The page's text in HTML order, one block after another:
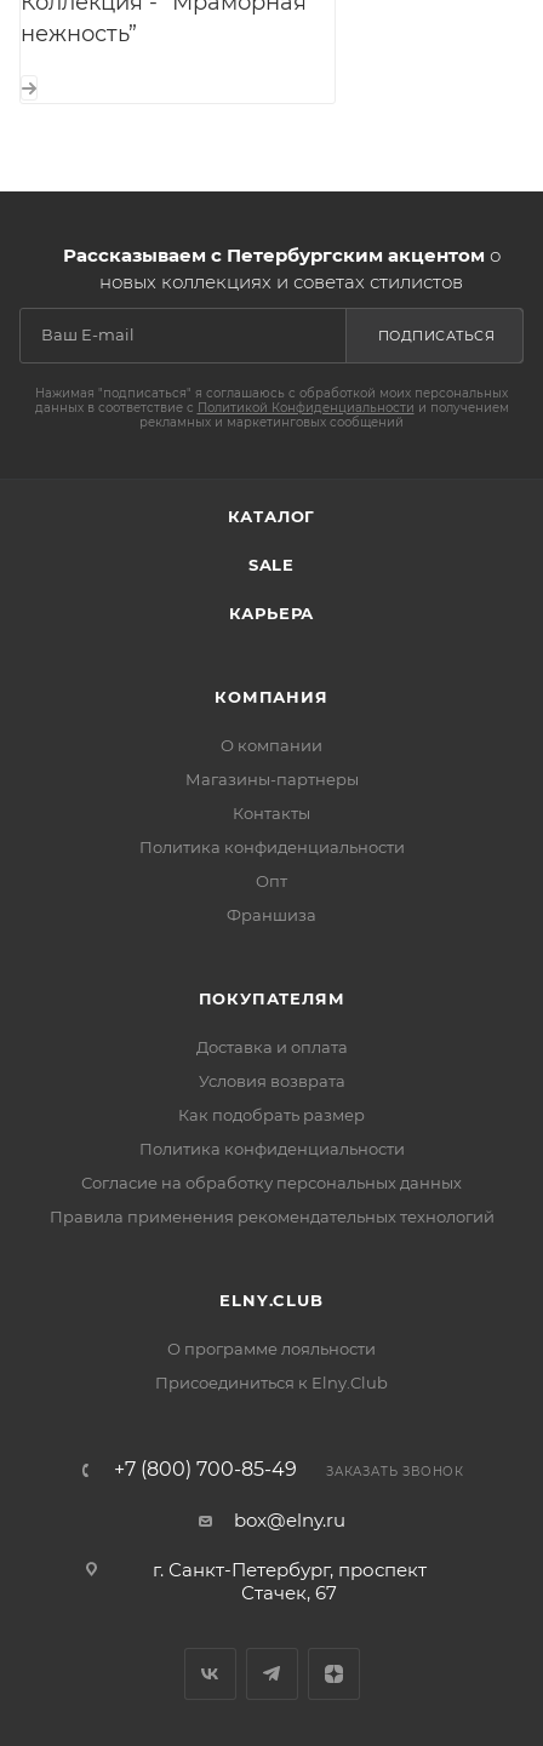
нежность”
Рассказываем с Петербургским акцентом о
новых коллекциях и советах стилистов
ПОДПИСАТЬСЯ
Нажимая "подписаться" я соглашаюсь с обработкой моих персональных
данных в соответствие с Политикой Конфиденциальности и получением
рекламных и маркетинговых сообщений
КАТАЛОГ
SALE
КАРЬЕРА
КОМПАНИЯ
О компании
Магазины-партнеры
Контакты
Политика конфиденциальности
Опт
Франшиза
ПОКУПАТЕЛЯМ
Доставка и оплата
Условия возврата
Как подобрать размер
Политика конфиденциальности
Согласие на обработку персональных данных
Правила применения рекомендательных технологий
ELNY.CLUB
О программе лояльности
Присоединиться к Elny.Club
+7 (800) 700-85-49 ЗАКАЗАТЬ ЗВОНОК
box@elny.ru
г. Санкт-Петербург, проспект
Стачек, 67